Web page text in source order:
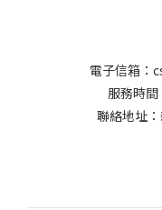
電子信箱：
服務時
聯絡地址